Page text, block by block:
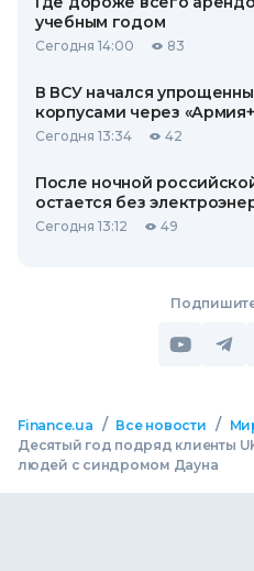
учебным годом
Сегодня 14:00 83
В ВСУ начался
корпусами через
Сегодня 13:34 42
После ночной
остается без
Сегодня 13:12 49
Finance.ua / Все новости /
Десятый год подряд клиенты
людей с синдромом Дауна